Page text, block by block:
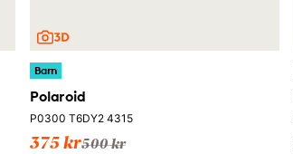
Barn
Polaroid
P0300 T6DY2 4315
375 kr500 kr